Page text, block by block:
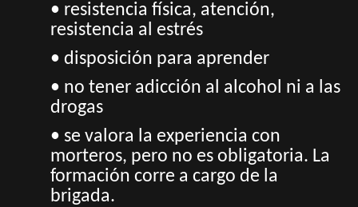
• resistencia física, atención,
resistencia al estrés
• disposición para aprender
• no tener adicción al alcohol ni a las
drogas
• se valora la experiencia con
morteros, pero no es obligatoria. La
formación corre a cargo de la
brigada.